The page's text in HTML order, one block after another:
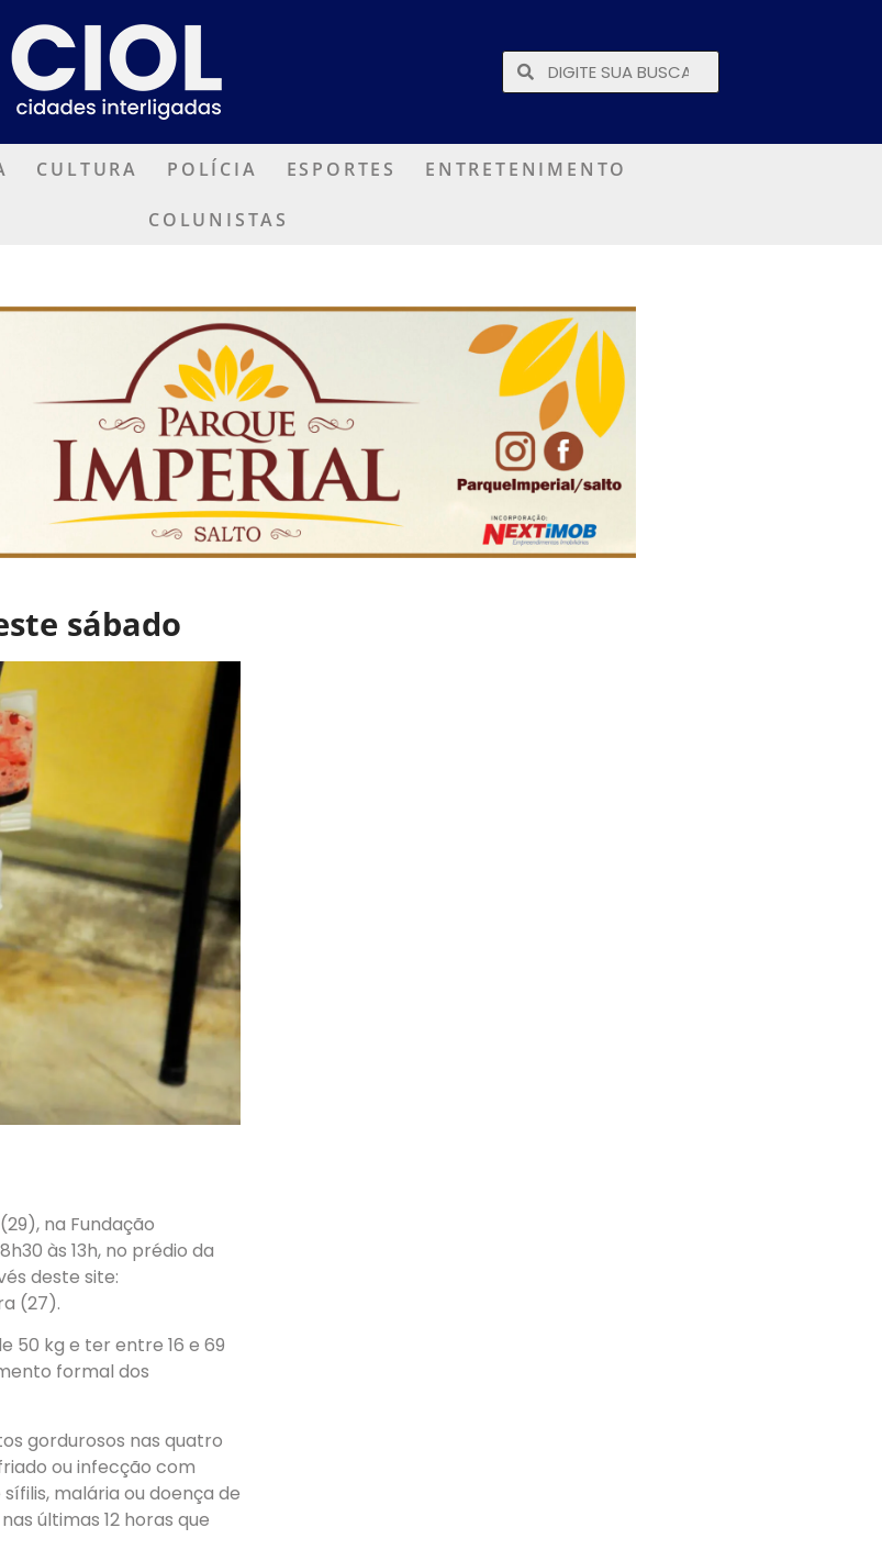
CULTURA POLÍCIA ESPORTES ENTRETENIMENTO
COLUNISTAS
sábado
na Fundação
às 13h, no prédio da
deste site:
(27).
50 kg e ter entre 16 e 69
formal dos
gordurosos nas quatro
ou infecção com
malária ou doença de
últimas 12 horas que